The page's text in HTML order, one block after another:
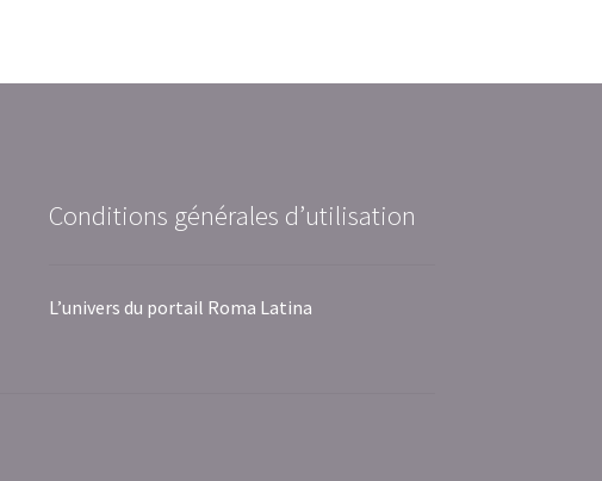
Conditions générales d’utilisation
L’univers du portail Roma Latina